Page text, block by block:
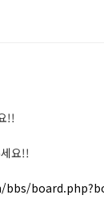
!!
요!!